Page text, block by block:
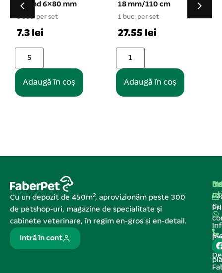
18 mm/110 cm
1 buc. per set
27.55 lei
Adaugă în coș
pentru caini 44-58
cm/3.5 mm x 9 zale
1 buc. per set
Cu un depozit de 450m², aprovizionăm peste 300
de petshop-uri, magazine de specialitate și
cabinete veterinare, în regim en-gros și en-detail.
Intră în cont
de